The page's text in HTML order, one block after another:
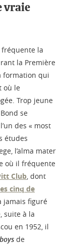
vraie
fréquente la
la Première
formation qui
où le
Trop jeune
se
des « most
études
l’alma mater
où il fréquente
Club, dont
cinq de
jamais figuré
suite à la
en 1952, il
de